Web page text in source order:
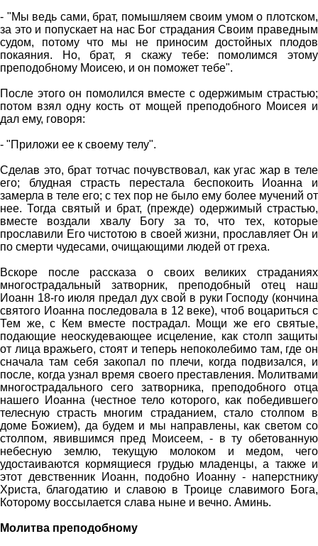
- "Мы ведь сами, брат, помышляем своим умом о плотском,
за это и попускает на нас Бог страдания Своим праведным
судом, потому что мы не приносим достойных плодов
покаяния. Но, брат, я скажу тебе: помолимся этому
преподобному Моисею, и он поможет тебе".
После этого он помолился вместе с одержимым страстью;
потом взял одну кость от мощей преподобного Моисея и
дал ему, говоря:
- "Приложи ее к своему телу".
Сделав это, брат тотчас почувствовал, как угас жар в теле
его; блудная страсть перестала беспокоить Иоанна и
замерла в теле его; с тех пор не было ему более мучений от
нее. Тогда святый и брат, (прежде) одержимый страстью,
вместе воздали хвалу Богу за то, что тех, которые
прославили Его чистотою в своей жизни, прославляет Он и
по смерти чудесами, очищающими людей от греха.
Вскоре после рассказа о своих великих страданиях
многострадальный затворник, преподобный отец наш
Иоанн 18-го июля предал дух свой в руки Господу (кончина
святого Иоанна последовала в 12 веке), чтоб воцариться с
Тем же, с Кем вместе пострадал. Мощи же его святые,
подающие неоскудевающее исцеление, как столп защиты
от лица вражьего, стоят и теперь непоколебимо там, где он
сначала там себя закопал по плечи, когда подвизался, и
после, когда узнал время своего преставления. Молитвами
многострадального сего затворника, преподобного отца
нашего Иоанна (честное тело которого, как победившего
телесную страсть многим страданием, стало столпом в
доме Божием), да будем и мы направлены, как светом со
столпом, явившимся пред Моисеем, - в ту обетованную
небесную землю, текущую молоком и медом, чего
удостаиваются кормящиеся грудью младенцы, а также и
этот девственник Иоанн, подобно Иоанну - наперстнику
Христа, благодатию и славою в Троице славимого Бога,
Которому воссылается слава ныне и вечно. Аминь.
Молитва преподобному